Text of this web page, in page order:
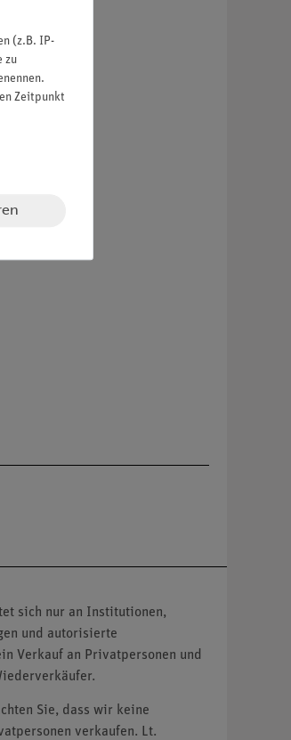
sich nur an Institutionen,
und autorisierte
Verkauf an Privatpersonen und
Sie, dass wir keine
verkaufen. Lt.
(z.B. IP-
zu
Zeitpunkt